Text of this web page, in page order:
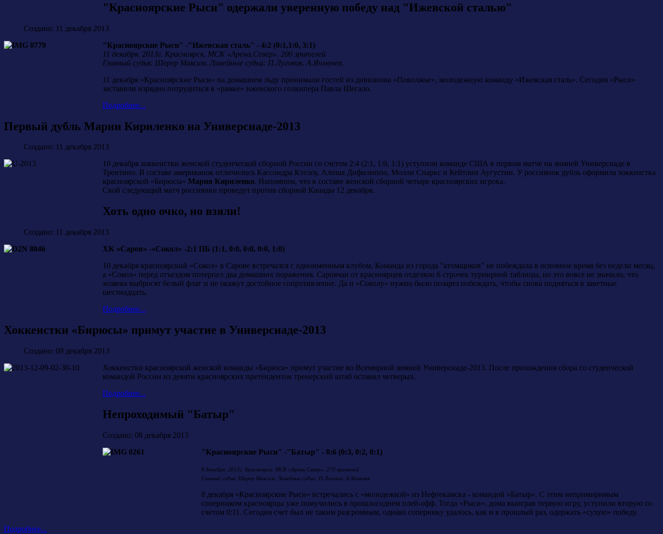
"Красноярские Рыси" одержали уверенную победу над "Ижевской сталью"
Создано: 11 декабря 2013
"Красноярские Рыси" -"Ижевская сталь" - 4:2 (0:1,1:0, 3:1)
11 декабря. 2013г. Красноярск. МСК «Арена.Север». 200 зрителей
Главный судья: Шерер Максим. Линейные судьи: П.Луговик. А.Ячменев.
11 декабря «Красноярские Рыси» на домашнем льду принимали гостей из дивизиона «Поволжье», молодежную команду «Ижевская сталь». Сегодня «Рыси»
заставили изрядно потрудиться в «рамке» ижевского голкипера Павла Шегало.
Подробнее...
Первый дубль Марии Кириленко на Универсиаде-2013
Создано: 11 декабря 2013
10 декабря хоккеистки женской студенческой сборной России со счетом 2:4 (2:1, 1:0, 1:1) уступили команде США в первом матче на зимней Универсиаде в
Трентино. В составе американок отличились Кассондра Кэтлоу, Алиша Дифилиппо, Молли Спаркс и Кейтлин Аугустин. У россиянок дубль оформила хоккеистка
красноярской «Бирюсы» Мария Кириленко. Напомним, что в составе женской сборной четыре красноярских игрока.
Свой следующий матч россиянки проведут против сборной Канады 12 декабря.
Хоть одно очко, но взяли!
Создано: 11 декабря 2013
ХК «Саров» -«Сокол» -2:1 ПБ (1:1, 0:0, 0:0, 0:0, 1:0)
10 декабря красноярский «Сокол» в Сарове встречался с одноименным клубом. Команда из города "атомщиков" не побеждала в основное время без недели месяц,
а «Сокол» перед отъездом потерпел два домашних поражения. Саровчан от красноярцев отделяло 6 строчек турнирной таблицы, но это вовсе не значило, что
хозяева выбросят белый флаг и не окажут достойное сопротивление. Да и «Соколу» нужно было позарез побеждать, чтобы снова подняться в заветные
шестнадцать.
Подробнее...
Хоккеистки «Бирюсы» примут участие в Универсиаде-2013
Создано: 09 декабря 2013
Хоккеистки красноярской женской команды «Бирюса» примут участие во Всемирной зимней Универсиаде-2013. После прохождения сбора со студенческой
командой России из девяти красноярских претенденток тренерский штаб оставил четверых.
Подробнее...
Непроходимый "Батыр"
Создано: 08 декабря 2013
"Красноярские Рыси" -"Батыр" - 0:6 (0:3, 0:2, 0:1)
8 декабря. 2013г. Красноярск. МСК «Арена.Север». 270 зрителей
Главный судья: Шерер Максим. Линейные судьи: П.Луговик. А.Ячменев.
8 декабря «Красноярские Рыси» встречались с «молодежкой» из Нефтекамска - командой «Батыр». С этим непримиримым
соперником красноярцы уже помучились в прошлогоднем плей-офф. Тогда «Рыси», дома выиграв первую игру, уступили вторую со
счетом 0:11. Сегодня счет был не таким разгромным, однако сопернику удалось, как и в прошлый раз, одержать «сухую» победу.
Подробнее...